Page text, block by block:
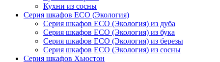
Кухни из сосны
Серия шкафов ECO (Экология)
Серия шкафов ECO (Экология) из дуба
Серия шкафов ECO (Экология) из бука
Серия шкафов ECO (Экология) из березы
Серия шкафов ECO (Экология) из сосны
Серия шкафов Хьюстон